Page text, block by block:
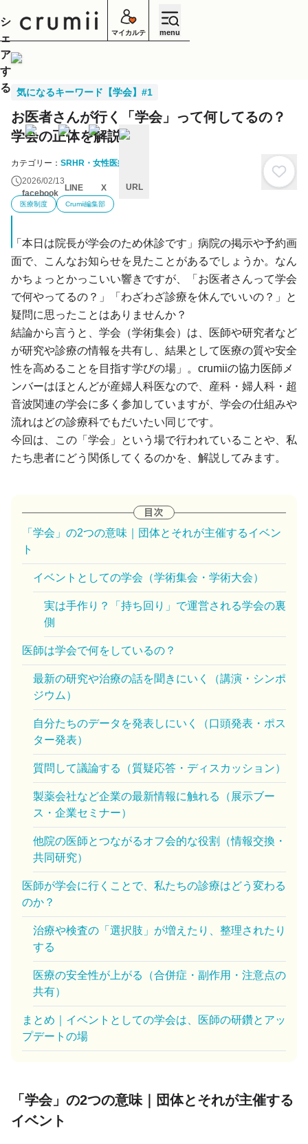
マイカルテ menu
気になるキーワード【学会】#1
お医者さんが行く「学会」って何してるの？
学会の正体を解説
カテゴリー： SRHR・女性医療
2026/02/13
医療制度 Crumii編集部
「本日は院長が学会のため休診です」病院の掲示や予約画
面で、こんなお知らせを見たことがあるでしょうか。なん
かちょっとかっこいい響きですが、「お医者さんって学会
で何やってるの？」「わざわざ診療を休んでいいの？」と
疑問に思ったことはありませんか？
結論から言うと、学会（学術集会）は、医師や研究者など
が研究や診療の情報を共有し、結果として医療の質や安全
性を高めることを目指す学びの場」。crumiiの協力医師メ
ンバーはほとんどが産婦人科医なので、産科・婦人科・超
音波関連の学会に多く参加していますが、学会の仕組みや
流れはどの診療科でもだいたい同じです。
今回は、この「学会」という場で行われていることや、私
たち患者にどう関係してくるのかを、解説してみます。
「学会」の2つの意味｜団体とそれが主催するイベン
ト
イベントとしての学会（学術集会・学術大会）
実は手作り？「持ち回り」で運営される学会の裏
側
医師は学会で何をしているの？
最新の研究や治療の話を聞きにいく（講演・シンポ
ジウム）
自分たちのデータを発表しにいく（口頭発表・ポス
ター発表）
質問して議論する（質疑応答・ディスカッション）
製薬会社など企業の最新情報に触れる（展示ブー
ス・企業セミナー）
他院の医師とつながるオフ会的な役割（情報交換・
共同研究）
医師が学会に行くことで、私たちの診療はどう変わる
のか？
治療や検査の「選択肢」が増えたり、整理されたり
する
医療の安全性が上がる（合併症・副作用・注意点の
共有）
まとめ｜イベントとしての学会は、医師の研鑽とアッ
プデートの場
「学会」の2つの意味｜団体とそれが主催する
イベント
シ
ェ
ア
す
る
facebook
LINE X URL
キ
ル